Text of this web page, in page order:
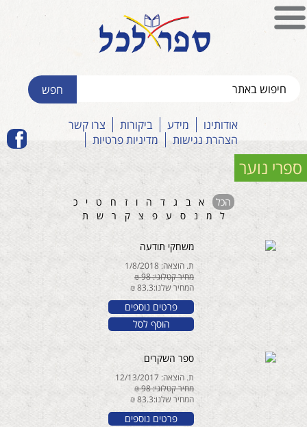
אודותינו מידע ביקורות
צרו קשר
הצהרת נגישות
מדיניות פרטיות
ספרי נוער
הכל א ב ג ד ה ו ז ח ט י
כ
ל
מ נ ס ע פ צ ק ר ש ת
משחקי תודעה
ת. הוצאה: 1/8/2018
מחיר קטלוגי: 98 ₪
המחיר שלנו:83.3 ₪
פרטים נוספים
הוסף לסל
ספר השקרים
ת. הוצאה: 12/13/2017
מחיר קטלוגי: 98 ₪
המחיר שלנו:83.3 ₪
פרטים נוספים